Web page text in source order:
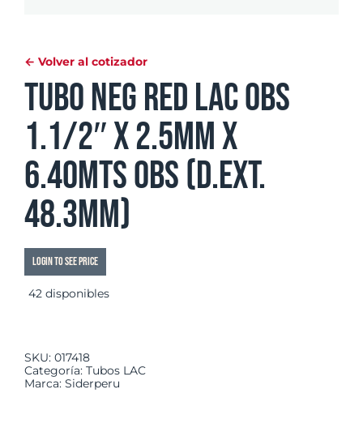
← Volver al cotizador
Tubo Neg Red LAC OBS
1.1/2″ x 2.5mm x
6.40mts OBS (d.ext.
48.3mm)
Login to see price
42 disponibles
SKU: 017418
Categoría: Tubos LAC
Marca: Siderperu